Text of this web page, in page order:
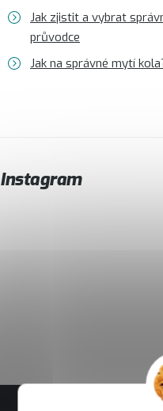
Doplňky a oblečení
Kontakt Servisní a výdejní
Jak zjistit a vybrat
průvodce
Jak na správné mytí
Instagram